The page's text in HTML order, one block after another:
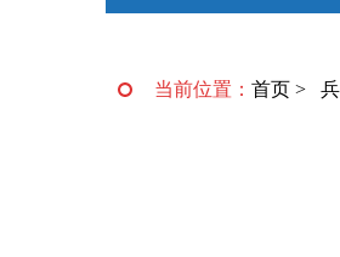
当前位置： 首页 >